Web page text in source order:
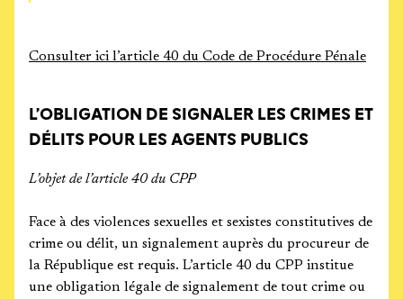
Consulter ici l’article 40 du Code de Procédure Pénale
L’OBLIGATION DE SIGNALER LES CRIMES ET
DÉLITS POUR LES AGENTS PUBLICS
L’objet de l’article 40 du CPP
Face à des violences sexuelles et sexistes constitutives de
crime ou délit, un signalement auprès du procureur de
la République est requis. L’article 40 du CPP institue
une obligation légale de signalement de tout crime ou